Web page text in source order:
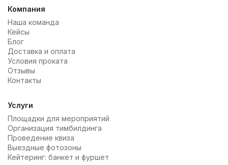
Компания
Наша команда
Кейсы
Блог
Доставка и оплата
Условия проката
Отзывы
Контакты
Услуги
Площадки для мероприятий
Организация тимбилдинга
Проведение квиза
Выездные фотозоны
Кейтеринг: банкет и фуршет